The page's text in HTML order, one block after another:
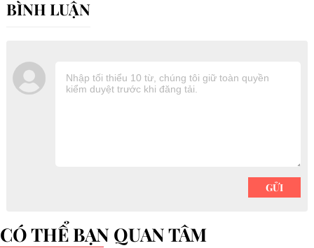
CÓ THỂ BẠN QUAN TÂM